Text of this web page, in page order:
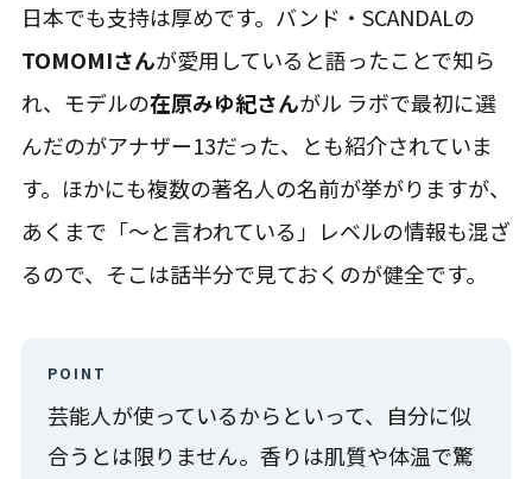
日本でも支持は厚めです。バンド・SCANDALの
TOMOMIさんが愛用していると語ったことで知ら
れ、モデルの在原みゆ紀さんがル ラボで最初に選
んだのがアナザー13だった、とも紹介されていま
す。ほかにも複数の著名人の名前が挙がりますが、
あくまで「〜と言われている」レベルの情報も混ざ
るので、そこは話半分で見ておくのが健全です。
POINT
芸能人が使っているからといって、自分に似
合うとは限りません。香りは肌質や体温で驚